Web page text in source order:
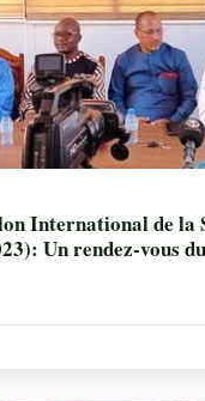
International de la
Un rendez-vous